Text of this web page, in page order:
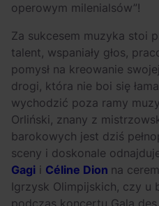
operowym milenialsów”!
Za sukcesem muzyka stoi
talent, wspaniały głos,
pomysł na kreowanie
drogi, która nie boi się
wychodzić poza ramy
Orliński, znany z
barokowych jest dziś
sceny i doskonale
Gagi i Céline Dion na
Igrzysk Olimpijskich, czy u
podczas koncertu Gala